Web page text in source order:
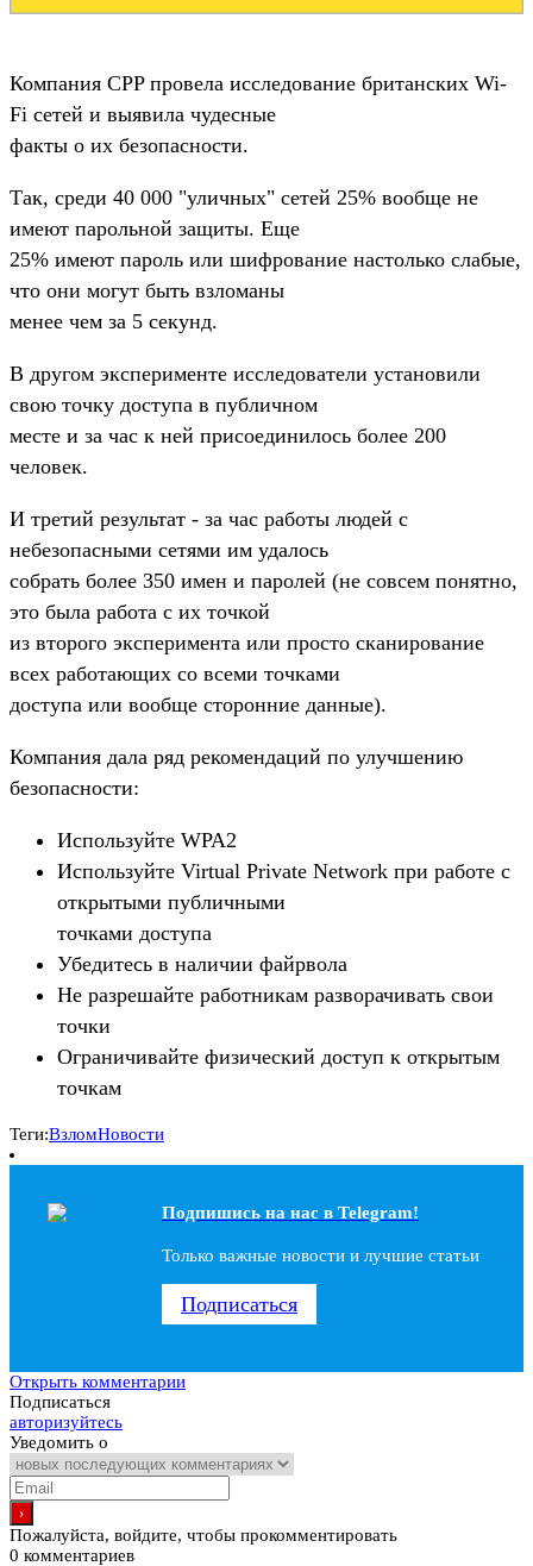
Компания CPP провела исследование британских Wi-
Fi сетей и выявила чудесные
факты о их безопасности.
Так, среди 40 000 "уличных" сетей 25% вообще не
имеют парольной защиты. Еще
25% имеют пароль или шифрование настолько слабые,
что они могут быть взломаны
менее чем за 5 секунд.
В другом эксперименте исследователи установили
свою точку доступа в публичном
месте и за час к ней присоединилось более 200
человек.
И третий результат - за час работы людей с
небезопасными сетями им удалось
собрать более 350 имен и паролей (не совсем понятно,
это была работа с их точкой
из второго эксперимента или просто сканирование
всех работающих со всеми точками
доступа или вообще сторонние данные).
Компания дала ряд рекомендаций по улучшению
безопасности:
Используйте WPA2
Используйте Virtual Private Network при работе с
открытыми публичными
точками доступа
Убедитесь в наличии файрвола
Не разрешайте работникам разворачивать свои
точки
Ограничивайте физический доступ к открытым
точкам
Теги:ВзломНовости
Подпишись на наc в Telegram!
Только важные новости и лучшие статьи
Подписаться
Открыть комментарии
Подписаться
авторизуйтесь
Уведомить о
Пожалуйста, войдите, чтобы прокомментировать
0 комментариев